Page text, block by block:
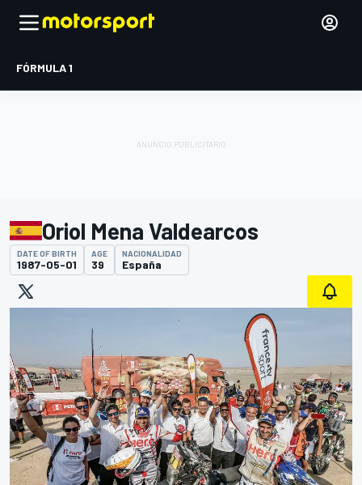
FÓRMULA 1
Oriol Mena Valdearcos
DATE OF BIRTH
1987-05-01
AGE
39
NACIONALIDAD
España